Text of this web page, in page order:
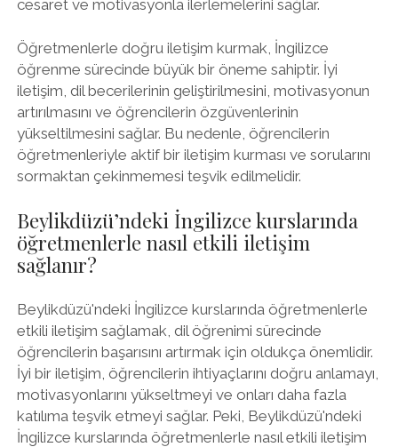
cesaret ve motivasyonla ilerlemelerini sağlar.
Öğretmenlerle doğru iletişim kurmak, İngilizce
öğrenme sürecinde büyük bir öneme sahiptir. İyi
iletişim, dil becerilerinin geliştirilmesini, motivasyonun
artırılmasını ve öğrencilerin özgüvenlerinin
yükseltilmesini sağlar. Bu nedenle, öğrencilerin
öğretmenleriyle aktif bir iletişim kurması ve sorularını
sormaktan çekinmemesi teşvik edilmelidir.
Beylikdüzü’ndeki İngilizce kurslarında
öğretmenlerle nasıl etkili iletişim
sağlanır?
Beylikdüzü'ndeki İngilizce kurslarında öğretmenlerle
etkili iletişim sağlamak, dil öğrenimi sürecinde
öğrencilerin başarısını artırmak için oldukça önemlidir.
İyi bir iletişim, öğrencilerin ihtiyaçlarını doğru anlamayı,
motivasyonlarını yükseltmeyi ve onları daha fazla
katılıma teşvik etmeyi sağlar. Peki, Beylikdüzü'ndeki
İngilizce kurslarında öğretmenlerle nasıl etkili iletişim